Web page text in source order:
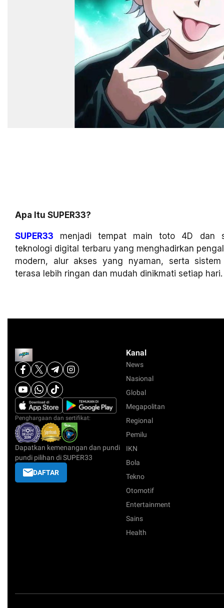
Apa Itu SUPER33?
SUPER33 menjadi tempat main toto 4D dan
teknologi digital terbaru yang menghadirkan
modern, alur akses yang nyaman, serta
terasa lebih ringan dan mudah dinikmati setiap hari.
Penghargaan dan sertifikat:
Dapatkan kemenangan dan pundi
pundi pilihan di SUPER33
DAFTAR
Kanal
News
Nasional
Global
Megapolitan
Regional
Pemilu
IKN
Bola
Tekno
Otomotif
Entertainment
Sains
Health